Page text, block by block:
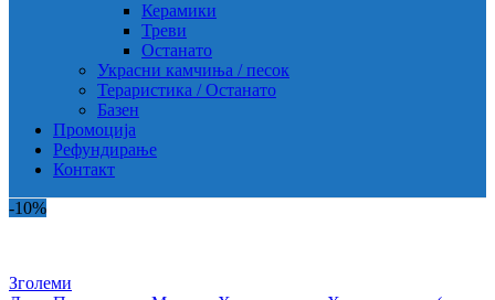
Керамики
Треви
Останато
Украсни камчиња / песок
Тераристика / Останато
Базен
Промоција
Рефундирање
Контакт
-10%
Зголеми